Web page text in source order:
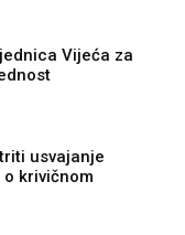
Vijeća za
usvajanje
krivičnom